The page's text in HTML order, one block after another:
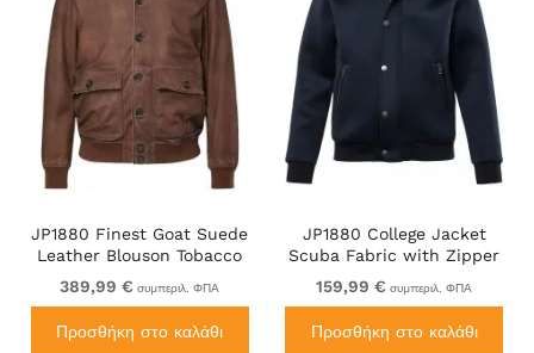
JP1880 Finest Goat Suede
Leather Blouson Tobacco
Brown
389,99 € συμπεριλ. ΦΠΑ
Προσθήκη στο καλάθι
JP1880 College Jacket
Scuba Fabric with Zipper
Navy
159,99 € συμπεριλ. ΦΠΑ
Προσθήκη στο καλάθι